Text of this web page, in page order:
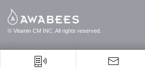
© Vitamin CM INC. All rights reserved.